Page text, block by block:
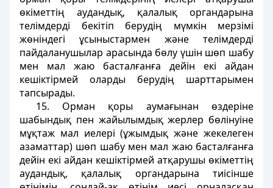
өкiметтiң аудандық, қалалық органдарына
телiмдердi бекітіп берудiң мүмкiн мерзiмi
жөніндегі ұсыныстармен және телiмдердi
пайдаланушылар арасында бөлу үшiн шөп шабу
мен мал жаю басталғанға дейiн екi айдан
кешiктiрмей оларды берудiң шарттарымен
тапсырады.
15. Орман қоры аумағынан өздерiне
шабындық пен жайылымдық жерлер бөлiнуiне
мұқтаж мал иелерi (ұжымдық және жекелеген
азаматтар) шөп шабу мен мал жаю басталғанға
дейiн екi айдан кешiктiрмей атқарушы өкiметтiң
аудандық, қалалық органдарына тиiсiнше